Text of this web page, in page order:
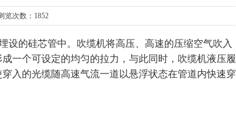
次数：1852
设的硅芯管中。吹缆机将高压、高速的压缩空气吹入
一个可设定的均匀的拉力，与此同时，吹缆机液压履
入的光缆随高速气流一道以悬浮状态在管道内快速穿